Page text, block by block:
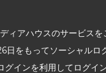
ィアハウスのサービスを
日をもってソーシャルロ
グインを利用してログイ